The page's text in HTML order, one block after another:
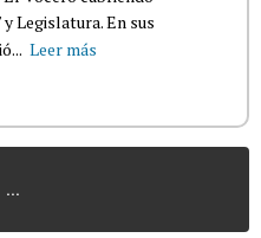
Legislatura. En sus
Leer más
...